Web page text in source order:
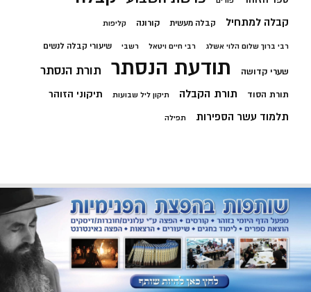
קבלה למתחיל קבלה מעשית קורונה קליפות
רבי ברוך שלום הלוי אשלג רבי חיים ויטאל רשבי שיעורי קבלה לנשים
שערי קדושה תודעת הנסתר תורת הנסתר
תורת הסוד תורת הקבלה תיקון ליל שבועות תיקוני הזוהר
תלמוד עשר הספירות תפילה